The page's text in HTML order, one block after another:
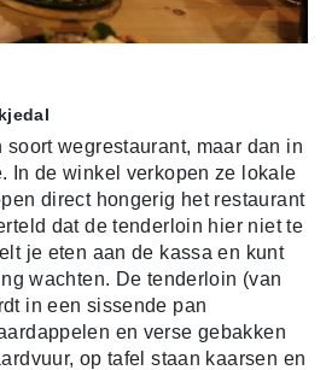
wegrestaurant, maar dan in
In de winkel verkopen ze lokale
direct hongerig het restaurant
dat de tenderloin hier niet te
je eten aan de kassa en kunt
wachten. De tenderloin (van
in een sissende pan
en verse gebakken
op tafel staan kaarsen en